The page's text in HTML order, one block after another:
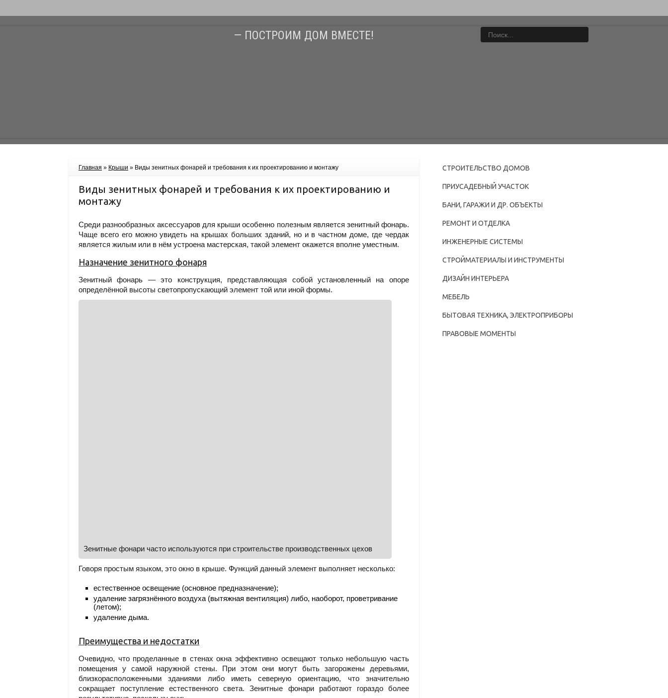
— ПОСТРОИМ ДОМ ВМЕСТЕ!
Главная » Крыши » Виды зенитных фонарей и требования к их проектированию и монтажу
Виды зенитных фонарей и требования к их проектированию и
монтажу
Среди разнообразных аксессуаров для крыши особенно полезным является зенитный фонарь.
Чаще всего его можно увидеть на крышах больших зданий, но и в частном доме, где чердак
является жилым или в нём устроена мастерская, такой элемент окажется вполне уместным.
Назначение зенитного фонаря
Зенитный фонарь — это конструкция, представляющая собой установленный на опоре
определённой высоты светопропускающий элемент той или иной формы.
Зенитные фонари часто используются при строительстве производственных цехов
Говоря простым языком, это окно в крыше. Функций данный элемент выполняет несколько:
естественное освещение (основное предназначение);
удаление загрязнённого воздуха (вытяжная вентиляция) либо, наоборот, проветривание
(летом);
удаление дыма.
Преимущества и недостатки
Очевидно, что проделанные в стенах окна эффективно освещают только небольшую часть
помещения у самой наружной стены. При этом они могут быть загорожены деревьями,
близкорасположенными зданиями либо иметь северную ориентацию, что значительно
сокращает поступление естественного света. Зенитные фонари работают гораздо более
СТРОИТЕЛЬСТВО ДОМОВ
ПРИУСАДЕБНЫЙ УЧАСТОК
БАНИ, ГАРАЖИ И ДР. ОБЪЕКТЫ
РЕМОНТ И ОТДЕЛКА
ИНЖЕНЕРНЫЕ СИСТЕМЫ
СТРОЙМАТЕРИАЛЫ И ИНСТРУМЕНТЫ
ДИЗАЙН ИНТЕРЬЕРА
МЕБЕЛЬ
БЫТОВАЯ ТЕХНИКА, ЭЛЕКТРОПРИБОРЫ
ПРАВОВЫЕ МОМЕНТЫ